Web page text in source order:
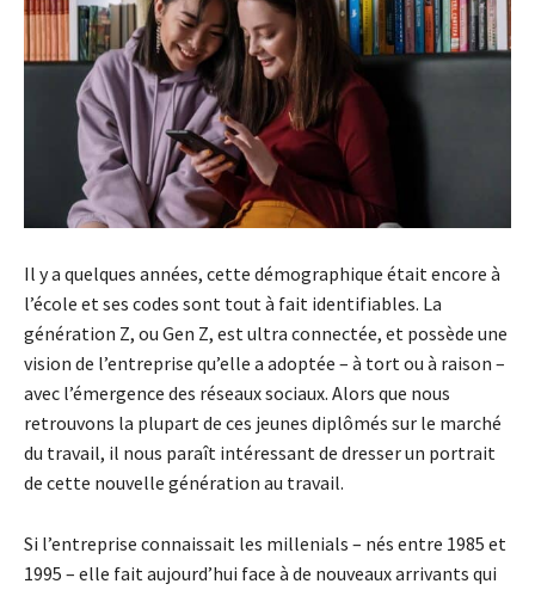
Il y a quelques années, cette démographique était encore à
l’école et ses codes sont tout à fait identifiables. La
génération Z, ou Gen Z, est ultra connectée, et possède une
vision de l’entreprise qu’elle a adoptée – à tort ou à raison –
avec l’émergence des réseaux sociaux. Alors que nous
retrouvons la plupart de ces jeunes diplômés sur le marché
du travail, il nous paraît intéressant de dresser un portrait
de cette nouvelle génération au travail.
Si l’entreprise connaissait les millenials – nés entre 1985 et
1995 – elle fait aujourd’hui face à de nouveaux arrivants qui